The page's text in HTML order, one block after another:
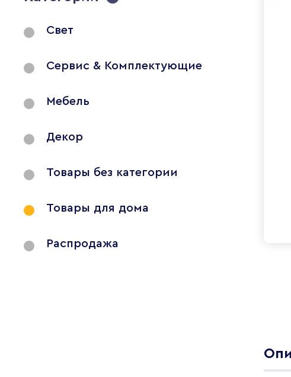
Свет
Сервис & Комплектующие
Мебель
Декор
Товары без категории
Товары для дома
Распродажа